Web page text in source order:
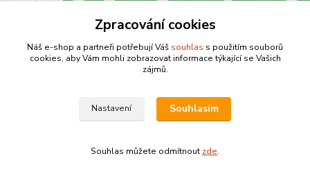
Zpracování cookies
Náš e-shop a partneři potřebují Váš souhlas s použitím souborů
cookies, aby Vám mohli zobrazovat informace týkající se Vašich
zájmů.
Nastavení Souhlasím
Souhlas můžete odmítnout zde.